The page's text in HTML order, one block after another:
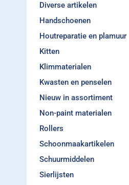
Diverse artikelen
Handschoenen
Houtreparatie en plamuur
Kitten
Klimmaterialen
Kwasten en penselen
Nieuw in assortiment
Non-paint materialen
Rollers
Schoonmaakartikelen
Schuurmiddelen
Sierlijsten